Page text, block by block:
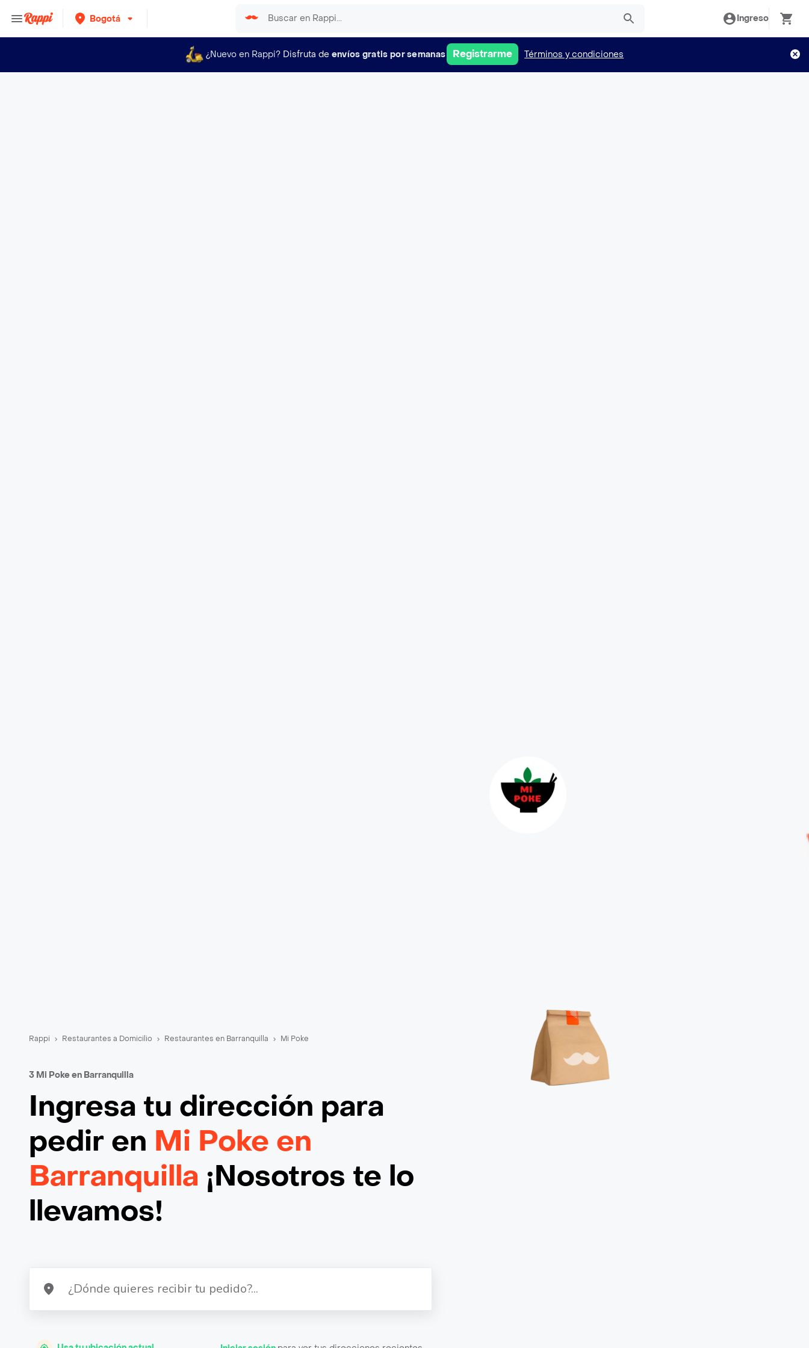
Bogotá Ingreso
¿Nuevo en Rappi? Disfruta de envíos gratis por semanas Registrarme Términos y condiciones
Rappi Restaurantes a Domicilio Restaurantes en Barranquilla Mi Poke
3 Mi Poke en Barranquilla
Ingresa tu dirección para
pedir en Mi Poke en
Barranquilla ¡Nosotros te lo
llevamos!